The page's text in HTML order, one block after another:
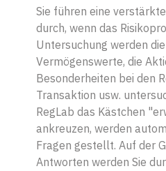
Sie führen eine
durch, wenn das
Untersuchung werden
Vermögenswerte, die
Besonderheiten bei den
Transaktion usw.
RegLab das Kästchen
ankreuzen, werden
Fragen gestellt. Auf der
Antworten werden Sie